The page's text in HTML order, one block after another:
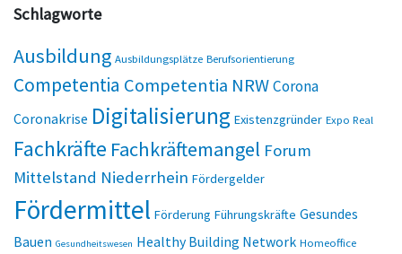
Schlagworte
Ausbildung Ausbildungsplätze Berufsorientierung
Competentia Competentia NRWCorona
Coronakrise Digitalisierung Existenzgründer Expo Real
Fachkräfte Fachkräftemangel Forum
Mittelstand Niederrhein Fördergelder
Fördermittel Förderung Führungskräfte Gesundes
Bauen Gesundheitswesen Healthy Building Network Homeoffice